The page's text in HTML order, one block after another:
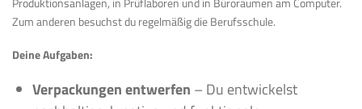
Zum anderen besuchst du regelmäßig die Berufsschule.
Deine Aufgaben:
Verpackungen entwerfen – Du entwickelst